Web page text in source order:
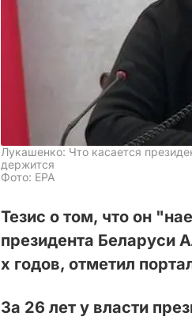
Лукашенко: Что касается
держится
Фото: EPA
Тезис о том, что он
президента Беларуси
х годов, отметил
За 26 лет у власти